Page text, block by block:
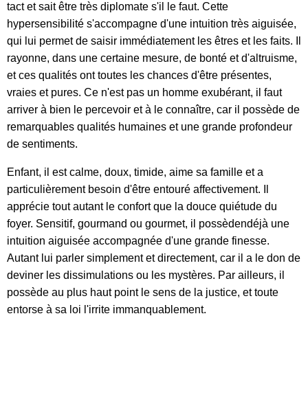
tact et sait être très diplomate s'il le faut. Cette
hypersensibilité s'accompagne d'une intuition très aiguisée,
qui lui permet de saisir immédiatement les êtres et les faits. Il
rayonne, dans une certaine mesure, de bonté et d'altruisme,
et ces qualités ont toutes les chances d'être présentes,
vraies et pures. Ce n'est pas un homme exubérant, il faut
arriver à bien le percevoir et à le connaître, car il possède de
remarquables qualités humaines et une grande profondeur
de sentiments.
Enfant, il est calme, doux, timide, aime sa famille et a
particulièrement besoin d'être entouré affectivement. Il
apprécie tout autant le confort que la douce quiétude du
foyer. Sensitif, gourmand ou gourmet, il possèdendéjà une
intuition aiguisée accompagnée d'une grande finesse.
Autant lui parler simplement et directement, car il a le don de
deviner les dissimulations ou les mystères. Par ailleurs, il
possède au plus haut point le sens de la justice, et toute
entorse à sa loi l'irrite immanquablement.